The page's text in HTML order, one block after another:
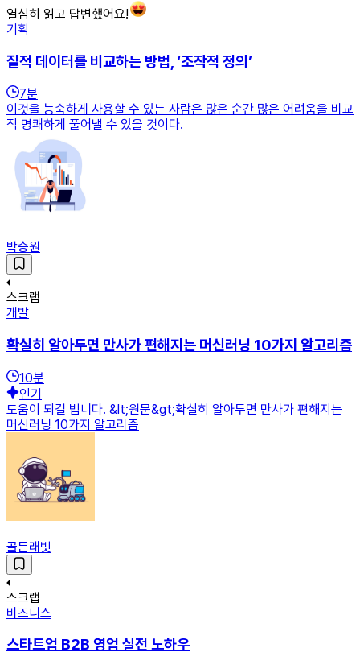
열심히 읽고 답변했어요!
기획
질적 데이터를 비교하는 방법, ‘조작적 정의’
7분
이것을 능숙하게 사용할 수 있는 사람은 많은 순간 많은 어려움을 비교
적 명쾌하게 풀어낼 수 있을 것이다.
박승원
스크랩
개발
확실히 알아두면 만사가 편해지는 머신러닝 10가지 알고리즘
10분
인기
도움이 되길 빕니다. &lt;원문&gt;확실히 알아두면 만사가 편해지는
머신러닝 10가지 알고리즘
골든래빗
스크랩
비즈니스
스타트업 B2B 영업 실전 노하우